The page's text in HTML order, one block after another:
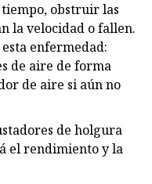
tiempo, obstruir las
la velocidad o fallen.
enfermedad:
de aire de forma
de aire si aún no
de holgura
el rendimiento y la